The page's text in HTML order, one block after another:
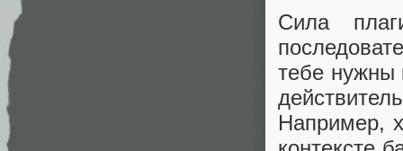
Сила
тебе нужны
Например,